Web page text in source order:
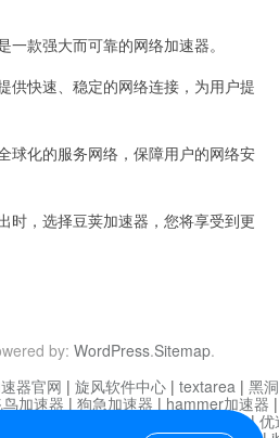
款强大而可靠的网络加速器。
快速、稳定的网络连接，为用户提
化的服务网络，保障用户的网络安
，选择豆荚加速器，您将享受到更
by: WordPress.Sitemap.
器官网 | 旋风软件中心 | textarea | 黑
加速器 | 狗急加速器 | hammer加速器
迷雾通|优